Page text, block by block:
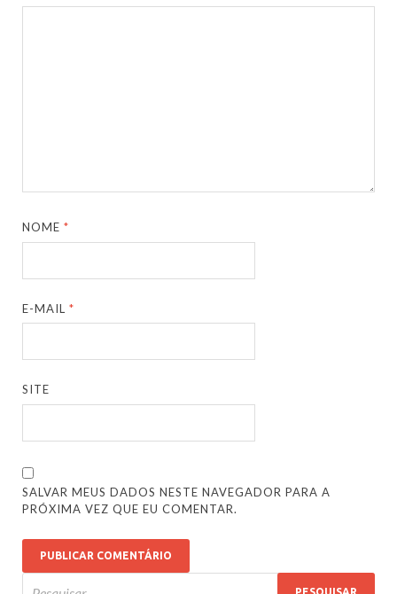
NOME*
E-MAIL*
SITE
SALVAR MEUS DADOS NESTE NAVEGADOR PARA A
PRÓXIMA VEZ QUE EU COMENTAR.